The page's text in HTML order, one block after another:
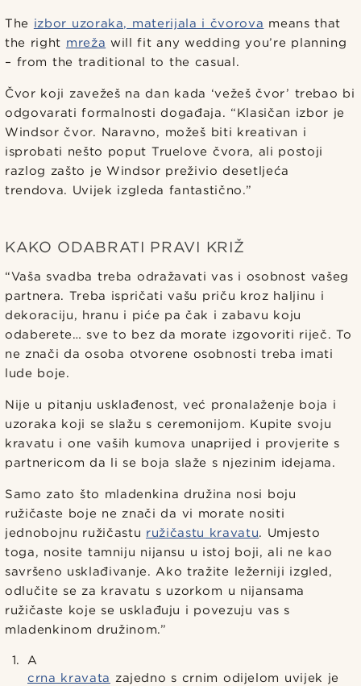
The izbor uzoraka, materijala i čvorova means that
the right mreža will fit any wedding you’re planning
– from the traditional to the casual.
Čvor koji zavežeš na dan kada ‘vežeš čvor’ trebao bi
odgovarati formalnosti događaja. “Klasičan izbor je
Windsor čvor. Naravno, možeš biti kreativan i
isprobati nešto poput Truelove čvora, ali postoji
razlog zašto je Windsor preživio desetljeća
trendova. Uvijek izgleda fantastično.”
KAKO ODABRATI PRAVI KRIŽ
“Vaša svadba treba odražavati vas i osobnost vašeg
partnera. Treba ispričati vašu priču kroz haljinu i
dekoraciju, hranu i piće pa čak i zabavu koju
odaberete… sve to bez da morate izgovoriti riječ. To
ne znači da osoba otvorene osobnosti treba imati
lude boje.
Nije u pitanju usklađenost, već pronalaženje boja i
uzoraka koji se slažu s ceremonijom. Kupite svoju
kravatu i one vaših kumova unaprijed i provjerite s
partnericom da li se boja slaže s njezinim idejama.
Samo zato što mladenkina družina nosi boju
ružičaste boje ne znači da vi morate nositi
jednobojnu ružičastu ružičastu kravatu. Umjesto
toga, nosite tamniju nijansu u istoj boji, ali ne kao
savršeno usklađivanje. Ako tražite ležerniji izgled,
odlučite se za kravatu s uzorkom u nijansama
ružičaste koje se usklađuju i povezuju vas s
mladenkinom družinom.”
A
crna kravata zajedno s crnim odijelom uvijek je